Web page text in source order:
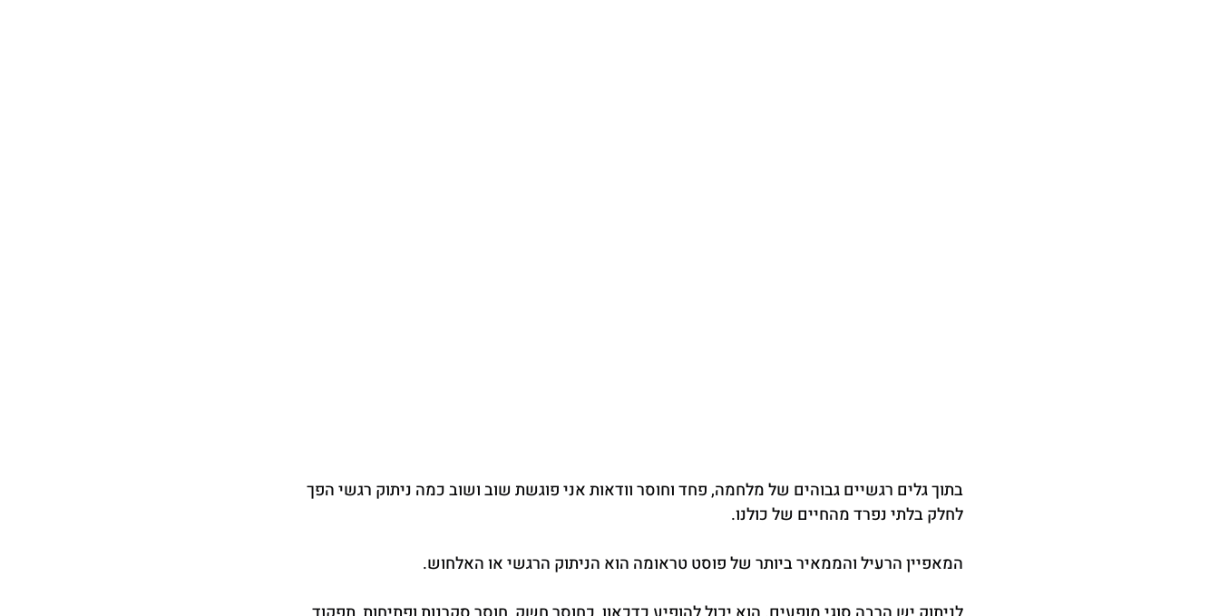
בתוך גלים רגשיים גבוהים של מלחמה, פחד וחוסר וודאות אני פוגשת שוב ושוב כמה ניתוק רגשי הפך
לחלק בלתי נפרד מהחיים של כולנו.
המאפיין הרעיל והממאיר ביותר של פוסט טראומה הוא הניתוק הרגשי או האלחוש.